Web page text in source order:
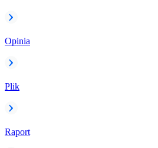
Opinia
Plik
Raport